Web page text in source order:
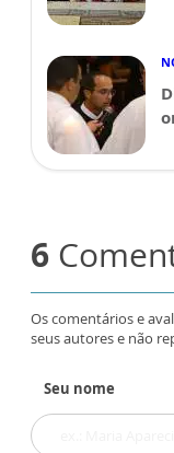
6
Os comentários e
seus autores e não
Seu nome